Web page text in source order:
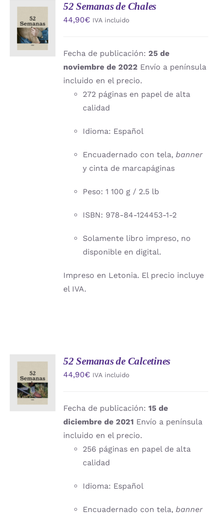
AL
CARRITO
/
DETALLES
52 Semanas de Chales
44,90€ IVA incluido
Fecha de publicación:25 de
noviembre de 2022 Envío a península
incluido en el precio.
272 páginas en papel de alta
calidad
Idioma: Español
Encuadernado con tela,banner
y cinta de marcapáginas
Peso: 1 100 g / 2.5 lb
ISBN: 978-84-124453-1-2
Solamente libro impreso, no
disponible en digital.
Impreso en Letonia. El precio incluye
el IVA.
AL
CARRITO
/
DETALLES
52 Semanas de Calcetines
44,90€ IVA incluido
Fecha de publicación:15 de
diciembre de 2021 Envío a península
incluido en el precio.
256 páginas en papel de alta
calidad
Idioma: Español
Encuadernado con tela,banner